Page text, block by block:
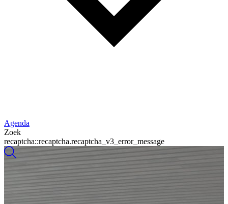
Agenda
Zoek
recaptcha::recaptcha.recaptcha_v3_error_message